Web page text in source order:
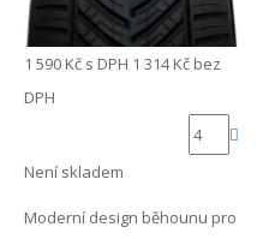
1 590 Kč s DPH 1 314 Kč bez
DPH
Není skladem
Moderní design běhounu pro